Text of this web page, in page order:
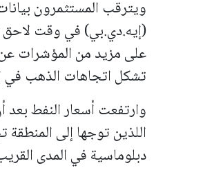
ويترقب المستثمرون
(إيه.دي.بي) في وقت لاحق
على مزيد من المؤشرات عن
تشكل اتجاهات الذهب في
وارتفعت أسعار النفط بعد
اللذين توجها إلى
دبلوماسية في المدى